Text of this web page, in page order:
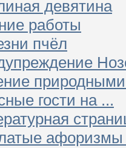
девятина
работы
пчёл
гости на ...
афоризмы